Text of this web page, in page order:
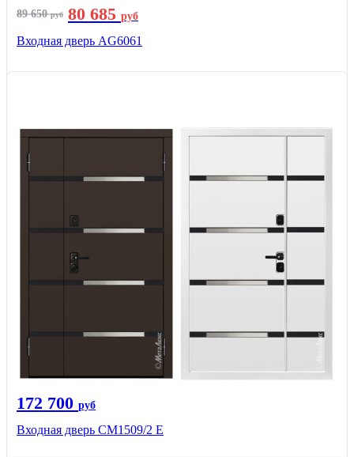
89 650руб 80 685 руб
Входная дверь AG6061
172 700 руб
Входная дверь CМ1509/2 Е